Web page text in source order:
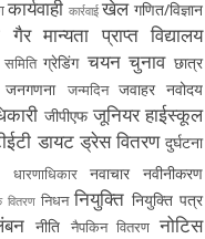
कार्यवाही कार्रवाई खेल गणित/विज्ञान
गैर मान्यता प्राप्त विद्यालय
समिति ग्रेडिंग चयन चुनाव छात्र
जनगणना जन्मदिन जवाहर नवोदय
जीपीएफ जूनियर हाईस्कूल
डायट ड्रेस वितरण दुर्घटना
धारणाधिकार नवाचार नवीनीकरण
वितरण निधन नियुक्ति नियुक्ति पत्र
नीति नैपकिन वितरण नोटिस